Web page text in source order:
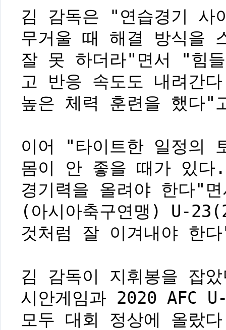
김 감독은 "연습경기 사
무거울 때 해결 방식을
잘 못 하더라"면서 "힘
고 반응 속도도 내려간
높은 체력 훈련을 했다"
이어 "타이트한 일정의
몸이 안 좋을 때가 있
경기력을 올려야 한다"
(아시아축구연맹) U-
것처럼 잘 이겨내야 한
김 감독이 지휘봉을 잡
시안게임과 2020 AFC
모두 대회 정상에 올랐